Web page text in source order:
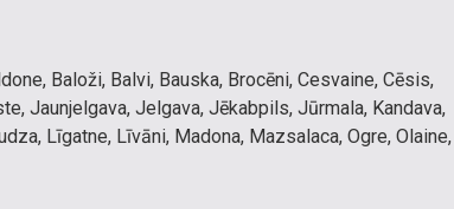
Acu slimību diagnostika
Acu slimību ārstēšana
Profilaktiskā redzes pārbaude
Baloži, Balvi, Bauska, Brocēni, Cesvaine, Cēsis,
Jaunjelgava, Jelgava, Jēkabpils, Jūrmala, Kandava,
Līgatne, Līvāni, Madona, Mazsalaca, Ogre, Olaine,
Salacgrīva, Salaspils, Saldus, Saulkrasti, Seda,